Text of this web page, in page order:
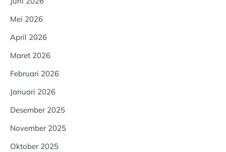
Mei 2026
April 2026
Maret 2026
Februari 2026
Januari 2026
Desember 2025
November 2025
Oktober 2025